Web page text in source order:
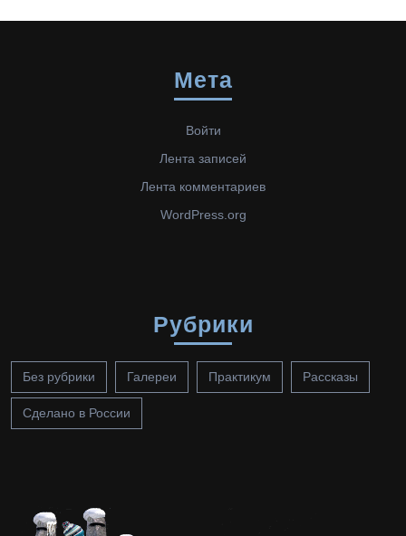
Мета
Войти
Лента записей
Лента комментариев
WordPress.org
Рубрики
Без рубрики Галереи Практикум Рассказы
Сделано в России